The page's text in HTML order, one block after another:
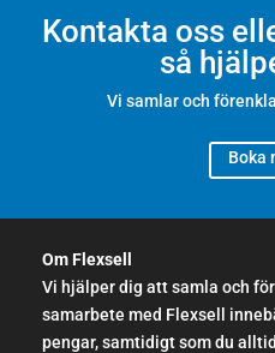
Kontakta oss
så
Vi samlar och
Boka
Om Flexsell
Vi hjälper dig att samla och
samarbete med Flexsell
pengar, samtidigt som du